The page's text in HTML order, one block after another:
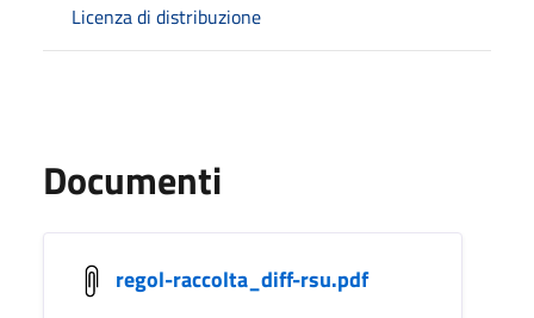
Licenza di distribuzione
Documenti
regol-raccolta_diff-rsu.pdf